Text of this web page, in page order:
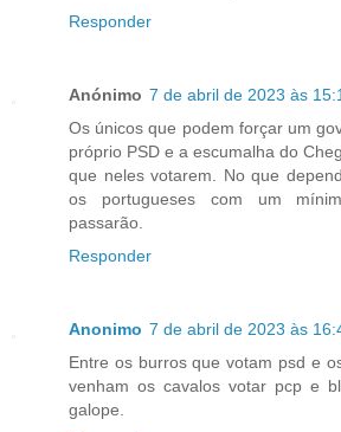
Responder
Anónimo 7 de abril de 2023 às
Os únicos que podem forçar um
próprio PSD e a escumalha do
que neles votarem. No que
os portugueses com um
passarão.
Responder
Anonimo 7 de abril de 2023 às
Entre os burros que votam psd e
venham os cavalos votar pcp e
galope.